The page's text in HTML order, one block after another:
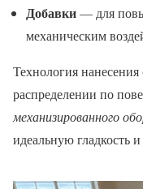
Добавки— для
механическим
Технология
распределении по
механизированного
идеальную гладкость